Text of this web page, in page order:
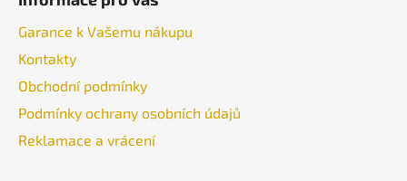
Garance k Vašemu nákupu
Kontakty
Obchodní podmínky
Podmínky ochrany osobních údajů
Reklamace a vrácení